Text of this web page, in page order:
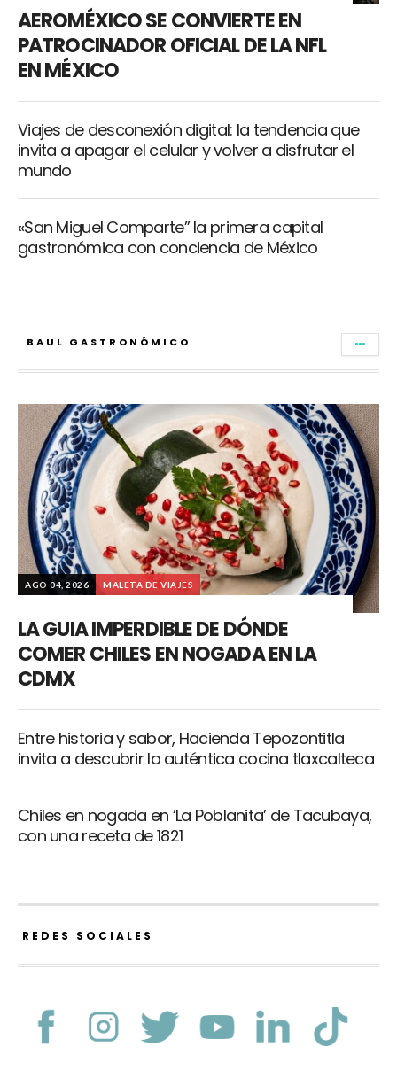
AEROMÉXICO SE CONVIERTE EN
PATROCINADOR OFICIAL DE LA NFL
EN MÉXICO
Viajes de desconexión digital: la tendencia que
invita a apagar el celular y volver a disfrutar el
mundo
«San Miguel Comparte” la primera capital
gastronómica con conciencia de México
BAUL GASTRONÓMICO
AGO 04, 2026 MALETA DE VIAJES
LA GUIA IMPERDIBLE DE DÓNDE
COMER CHILES EN NOGADA EN LA
CDMX
Entre historia y sabor, Hacienda Tepozontitla
invita a descubrir la auténtica cocina tlaxcalteca
Chiles en nogada en ‘La Poblanita’ de Tacubaya,
con una receta de 1821
REDES SOCIALES